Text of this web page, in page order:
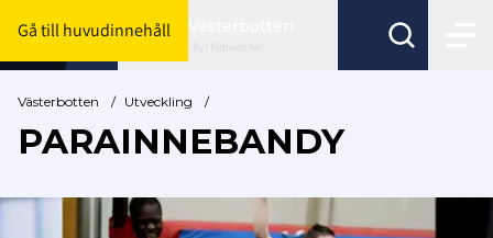
Gå till huvudinnehåll
Byt förbund här
Västerbotten / Utveckling /
PARAINNEBANDY